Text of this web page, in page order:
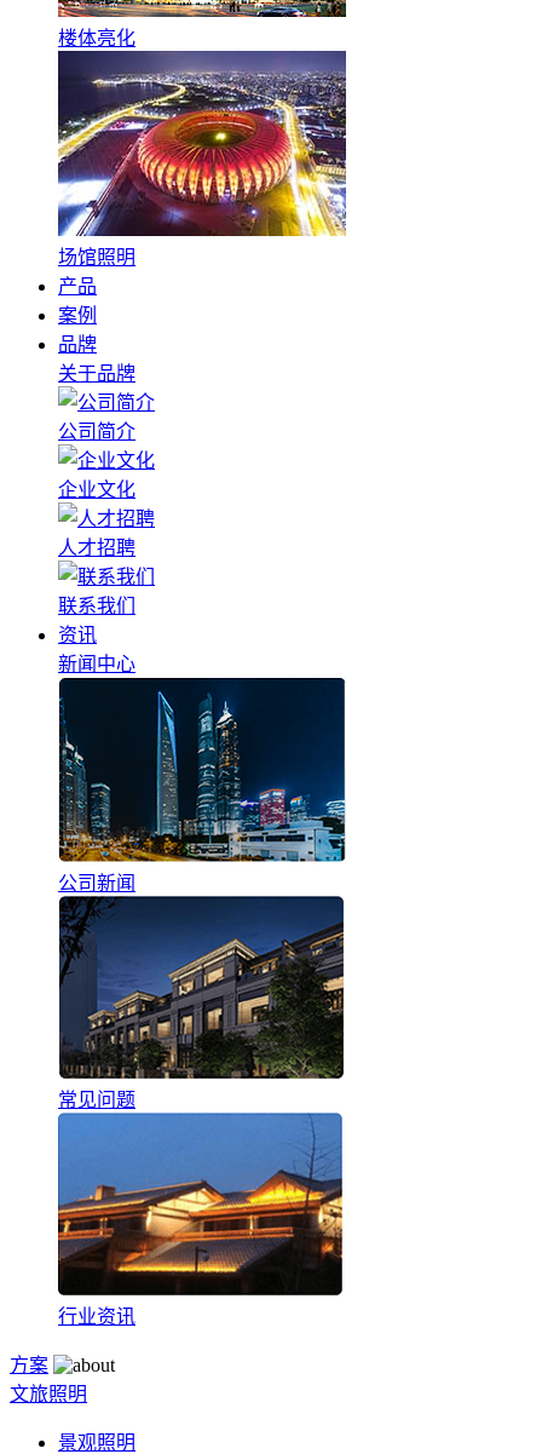
楼体亮化
场馆照明
产品
案例
品牌
关于品牌
公司简介
企业文化
人才招聘
联系我们
资讯
新闻中心
公司新闻
常见问题
行业资讯
方案
文旅照明
景观照明